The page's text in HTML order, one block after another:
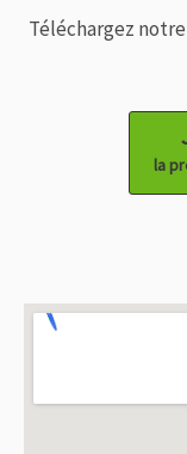
Téléchargez
la